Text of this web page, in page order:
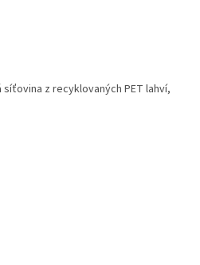
z recyklovaných PET lahví,